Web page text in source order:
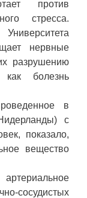
против
стресса.
нервные
разрушению
как болезнь
в
с
показало,
вещество
сосудистых